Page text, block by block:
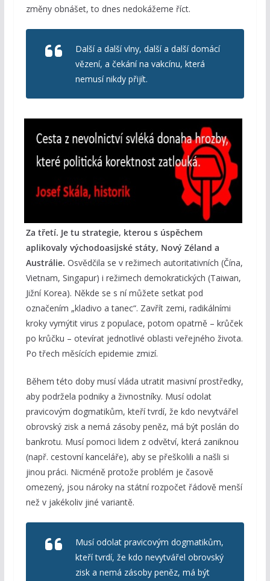
změny obnášet, to dnes nedokážeme říct.
Další a další vlny, další a další domácí
vězení, a čekání na vakcínu, která
nemusí nikdy přijít.
Za třetí. Je tu strategie, kterou s úspěchem
aplikovaly východoasijské státy, Nový Zéland a
Austrálie. Osvědčila se v režimech autoritativních (Čína,
Vietnam, Singapur) i režimech demokratických (Taiwan,
Jižní Korea). Někde se s ní můžete setkat pod
označením „kladivo a tanec“. Zavřít zemi, radikálními
kroky vymýtit virus z populace, potom opatrně – krůček
po krůčku – otevírat jednotlivé oblasti veřejného života.
Po třech měsících epidemie zmizí.
Během této doby musí vláda utratit masivní prostředky,
aby podržela podniky a živnostníky. Musí odolat
pravicovým dogmatikům, kteří tvrdí, že kdo nevytvářel
obrovský zisk a nemá zásoby peněz, má být poslán do
bankrotu. Musí pomoci lidem z odvětví, která zaniknou
(např. cestovní kanceláře), aby se přeškolili a našli si
jinou práci. Nicméně protože problém je časově
omezený, jsou nároky na státní rozpočet řádově menší
než v jakékoliv jiné variantě.
Musí odolat pravicovým dogmatikům,
kteří tvrdí, že kdo nevytvářel obrovský
zisk a nemá zásoby peněz, má být